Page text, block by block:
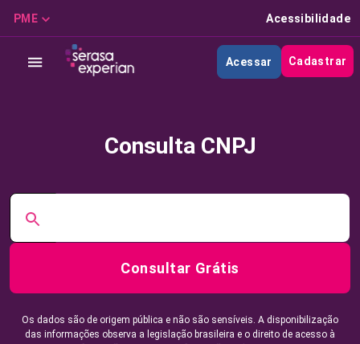
PME Acessibilidade
Acessar Cadastrar
Consulta CNPJ
Consultar Grátis
Os dados são de origem pública e não são sensíveis. A disponibilização
das informações observa a legislação brasileira e o direito de acesso à